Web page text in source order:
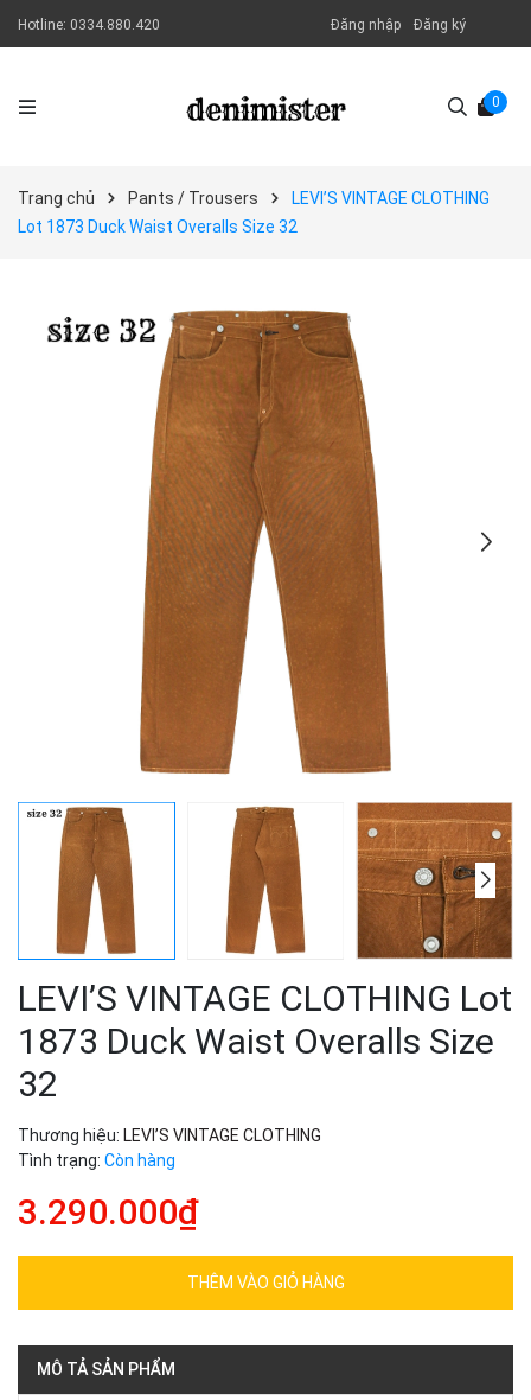
Hotline: 0334.880.420 Đăng nhập Đăng ký
0
Trang chủ Pants / Trousers
LEVI’S VINTAGE CLOTHING
Lot 1873 Duck Waist Overalls Size 32
LEVI’S VINTAGE CLOTHING Lot
1873 Duck Waist Overalls Size
32
Thương hiệu: LEVI’S VINTAGE CLOTHING
Tình trạng: Còn hàng
3.290.000₫
THÊM VÀO GIỎ HÀNG
MÔ TẢ SẢN PHẨM